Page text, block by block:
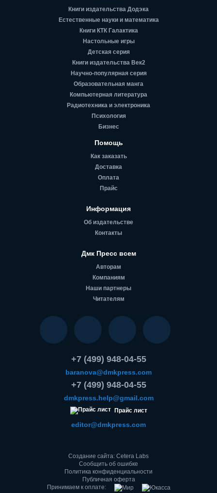
Книги издательства Додэка
Естественные науки и математика
Книги КТК Галактика
Настольные игры
Детская серия
Книги издательства Век2
Научно-популярная серия
Образовательная манга
Компьютерная литература
Радиотехника и электроника
Психология
Бизнес
Помощь
Как заказать
Доставка
Оплата
Прайс
Информация
Об издательстве
Контакты
Дмк Пресс всем
Авторам
Компаниям
Наши партнеры
Читателям
+7 (499) 948-04-55
baranova@dmkpress.com
+7 (499) 948-04-55
dmkpress.help@gmail.com
Прайс лист
editor@dmkpress.com
Создание сайта: Cetera Labs
Сообщить об ошибке
Политика конфиденциальности
Публичная оферта
Принимаем к оплате: